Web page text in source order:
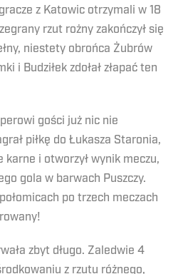
z Katowic otrzymali w 18
rzut rożny zakończył się
niestety obrońca Żubrów
i Budziłek zdołał złapać ten
gości już nic nie
piłkę do Łukasza Staronia,
karne i otworzył wynik meczu,
gola w barwach Puszczy.
po trzech meczach
zbyt długo. Zaledwie 4
z rzutu różnego,